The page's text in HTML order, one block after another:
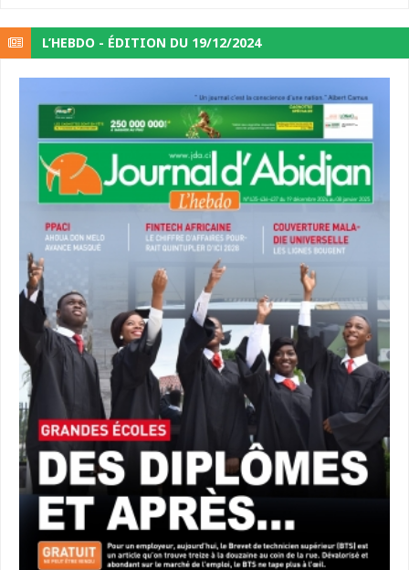
L’HEBDO - ÉDITION DU 19/12/2024